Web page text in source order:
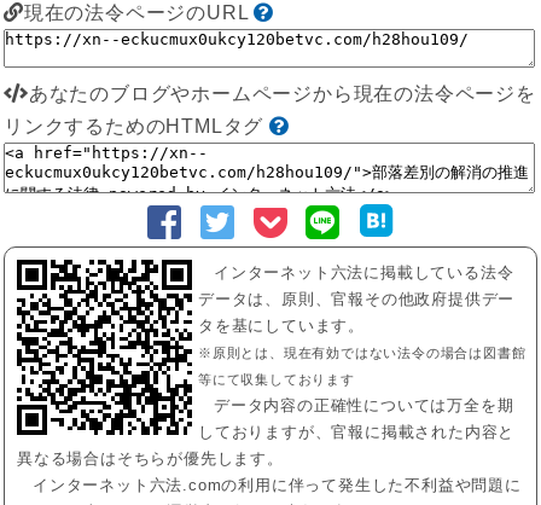
現在の法令ページのURL
あなたのブログやホームページから現在の法令ページを
リンクするためのHTMLタグ
インターネット六法に掲載している法令
データは、原則、官報その他政府提供デー
タを基にしています。
※原則とは、現在有効ではない法令の場合は図書館
等にて収集しております
データ内容の正確性については万全を期
しておりますが、官報に掲載された内容と
異なる場合はそちらが優先します。
インターネット六法.comの利用に伴って発生した不利益や問題に